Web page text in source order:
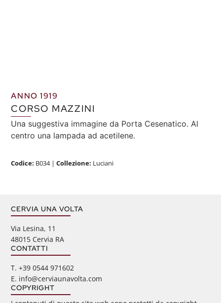
ANNO 1919
CORSO MAZZINI
Una suggestiva immagine da Porta Cesenatico. Al
centro una lampada ad acetilene.
Codice: B034|Collezione: Luciani
CERVIA UNA VOLTA
Via Lesina, 11
48015 Cervia RA
CONTATTI
‭T. +39 0544 971602
E. info@cerviaunavolta.com
COPYRIGHT